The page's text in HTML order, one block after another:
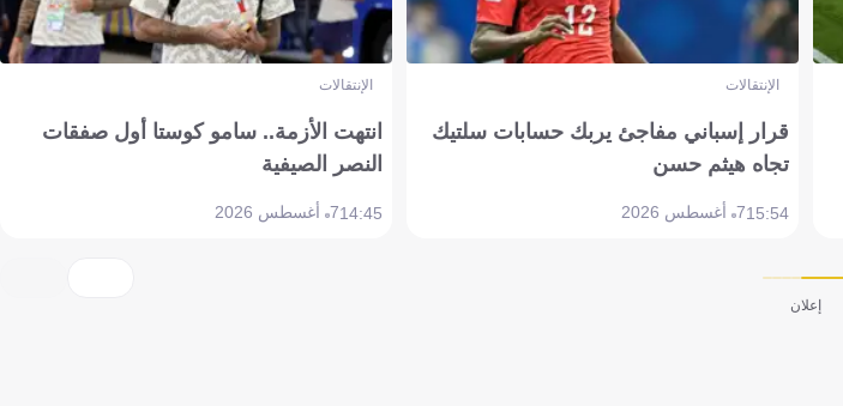
الإنتقالات
قرار إسباني مفاجئ يربك حسابات سلتيك
تجاه هيثم حسن
15:547 أغسطس 2026
الإنتقالات
انتهت الأزمة.. سامو كوستا أول صفقات
النصر الصيفية
14:457 أغسطس 2026
إعلان